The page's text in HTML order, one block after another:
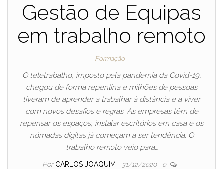
Gestão de Equipas
em trabalho remoto
Formação
O teletrabalho, imposto pela pandemia da Covid-19,
chegou de forma repentina e milhões de pessoas
tiveram de aprender a trabalhar à distância e a viver
com novos desafios e regras. As empresas têm de
repensar os espaços, instalar escritórios em casa e os
nómadas digitas já começam a ser tendência. O
trabalho remoto veio para…
Por CARLOS JOAQUIM 31/12/2020 0